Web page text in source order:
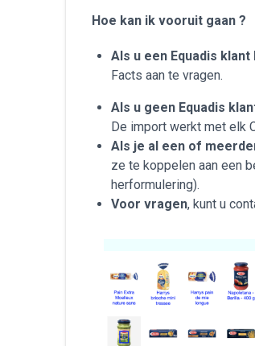
Hoe kan ik vooruit gaan ?
Als u een Equadis klant
Facts aan te vragen.
Als u geen Equadis
De import werkt met elk
Als je al een of
ze te koppelen aan een
herformulering).
Voor vragen, kunt u